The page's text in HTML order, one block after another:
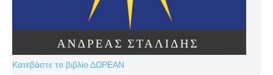
Κατεβάστε το βιβλίο ΔΩΡΕΑΝ